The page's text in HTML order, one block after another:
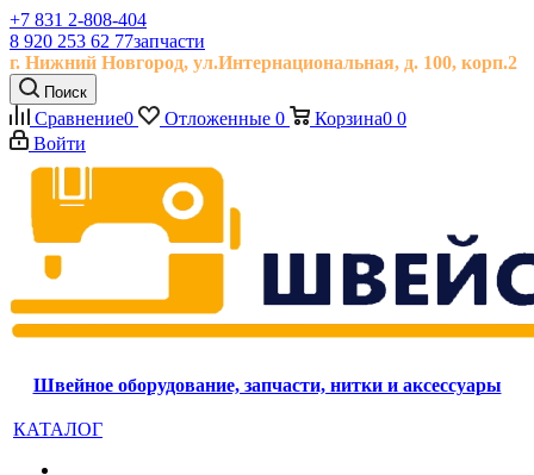
+7 831 2-808-404
8 920 253 62 77запчасти
г. Нижний Новгород, ул.Интернациональная, д. 100, корп.2
Поиск
Сравнение0 Отложенные 0 Корзина0 0
Войти
Швейное оборудование, запчасти, нитки и аксессуары
КАТАЛОГ